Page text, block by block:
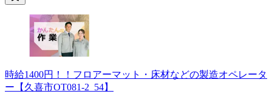
時給1400円！！フロアーマット・床材などの製造オペレータ
ー【久喜市OT081-2_54】